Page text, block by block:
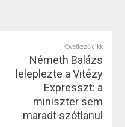
Következő cikk
Németh Balázs
leleplezte a Vitézy
Expresszt: a
miniszter sem
maradt szótlanul